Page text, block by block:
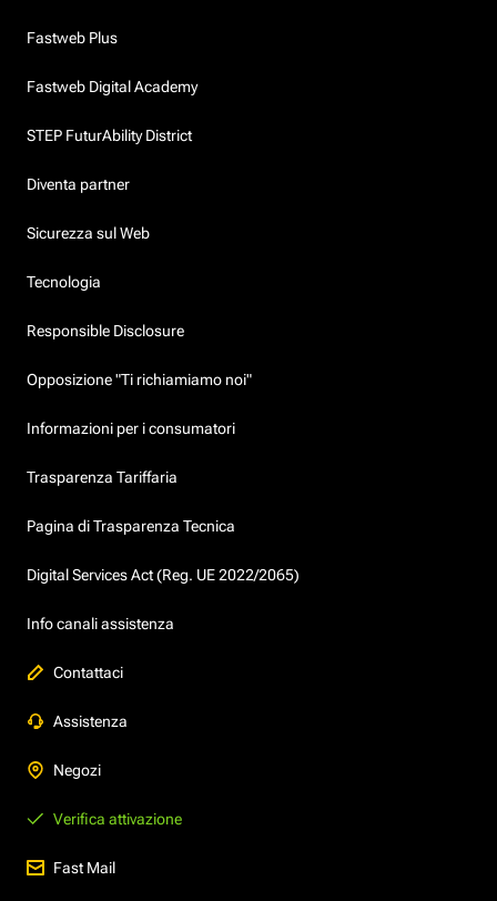
Fastweb Plus
Fastweb Digital Academy
STEP FuturAbility District
Diventa partner
Sicurezza sul Web
Tecnologia
Responsible Disclosure
Opposizione "Ti richiamiamo noi"
Informazioni per i consumatori
Trasparenza Tariffaria
Pagina di Trasparenza Tecnica
Digital Services Act (Reg. UE 2022/2065)
Info canali assistenza
Contattaci
Assistenza
Negozi
Verifica attivazione
Fast Mail